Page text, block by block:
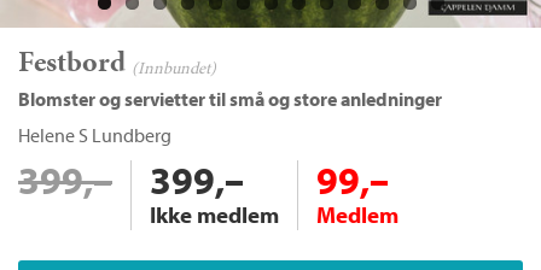
Festbord (Innbundet)
Blomster og servietter til små og store anledninger
Helene S Lundberg
399,– 399,–
Ikke medlem
99,–
Medlem